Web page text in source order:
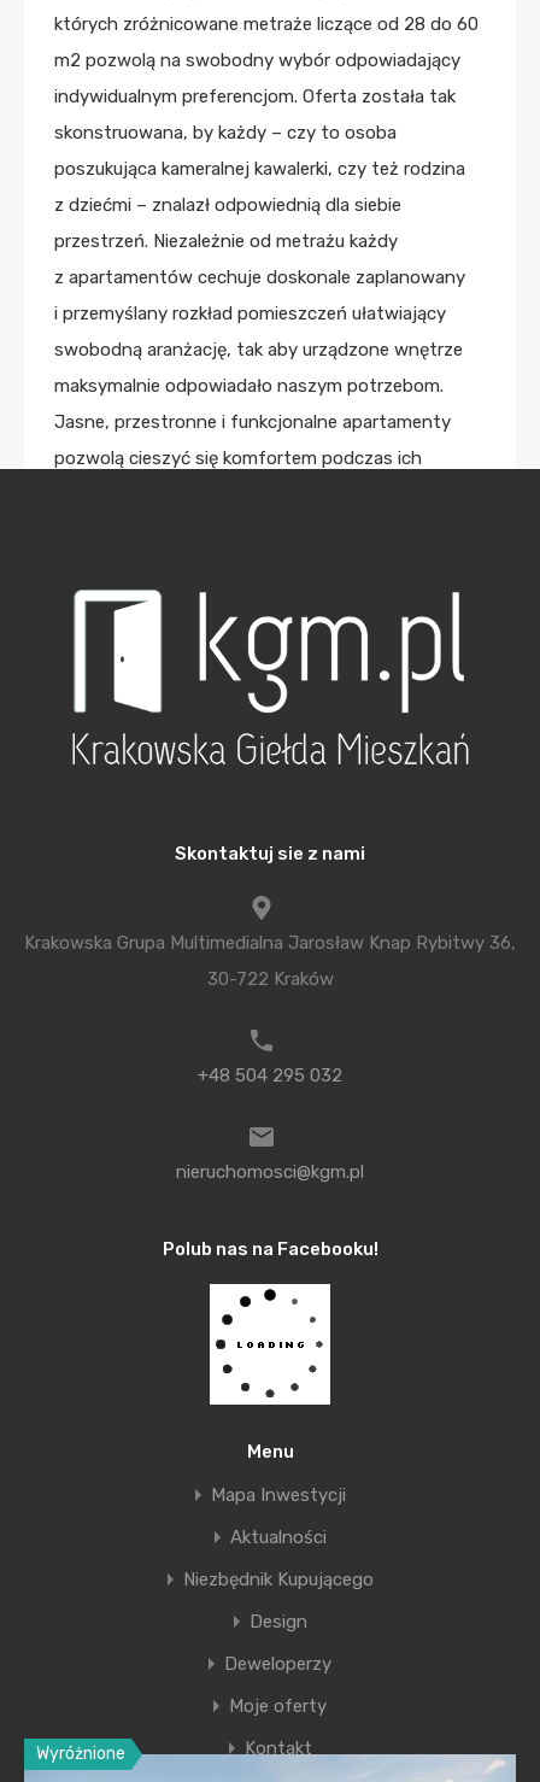
których zróżnicowane metraże liczące od 28 do 60
m2 pozwolą na swobodny wybór odpowiadający
indywidualnym preferencjom. Oferta została tak
skonstruowana, by każdy – czy to osoba
poszukująca kameralnej kawalerki, czy też rodzina
z dziećmi – znalazł odpowiednią dla siebie
przestrzeń. Niezależnie od metrażu każdy
z apartamentów cechuje doskonale zaplanowany
i przemyślany rozkład pomieszczeń ułatwiający
swobodną aranżację, tak aby urządzone wnętrze
maksymalnie odpowiadało naszym potrzebom.
Jasne, przestronne i funkcjonalne apartamenty
pozwolą cieszyć się komfortem podczas ich
wyjątkową, przyjazną przestrzeń, pozytywnie
wpływającą na nasze samopoczucie. Sprzyjają
temu nie tylko estetyczne, komfortowe wnętrza,
ale i całe otoczenie inwestycji zaplanowane
w najdrobniejszych detalach.
zadbano o całodobową ochronę z portierem oraz
podziemny garaż z miejscami postojowymi
i możliwością ładowania samochodów
elektrycznych oraz zadaszone miejsca ze stojakami
jakości i jak najpełniejszej harmonii architektury z jej
otoczeniem. Dzięki wierności swoim zasadom dziś
firma Bryksy stanowi symbol solidnego
budownictwa, a jednocześnie jest gwarancją
nietuzinkowej architektury i wysokiego standardu
www.bryksy.pl
Wyróżnione
Skontaktuj sie z nami
Krakowska Grupa Multimedialna Jarosław Knap Rybitwy 36,
30-722 Kraków
+48 504 295 032
nieruchomosci@kgm.pl
Polub nas na Facebooku!
Menu
Mapa Inwestycji
Aktualności
Niezbędnik Kupującego
Design
Deweloperzy
Moje oferty
Kontakt